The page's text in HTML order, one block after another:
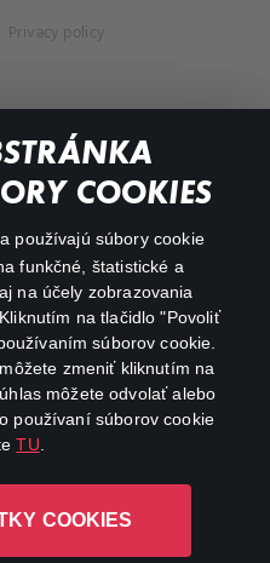
COOKIES
používajú súbory cookie
funkčné, štatistické a
na účely zobrazovania
na tlačidlo "Povoliť
súborov cookie.
zmeniť kliknutím na
môžete odvolať alebo
používaní súborov cookie
TU
COOKIES
Privacy policy
Rue Albert Borschette 4,